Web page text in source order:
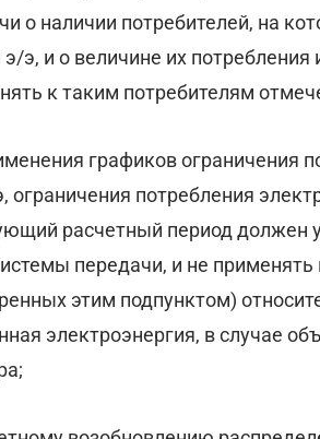
о наличии потребителей, на
э, и о величине их потребления
к таким потребителям
графиков ограничения
ограничения потребления
расчетный период
передачи, и не
этим подпунктом)
электроэнергия, в случае